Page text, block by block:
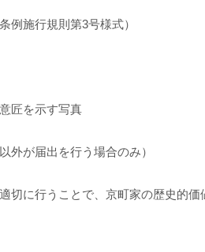
例施行規則第3号様式）
匠を示す写真
外が届出を行う場合のみ）
切に行うことで、京町家の歴史的